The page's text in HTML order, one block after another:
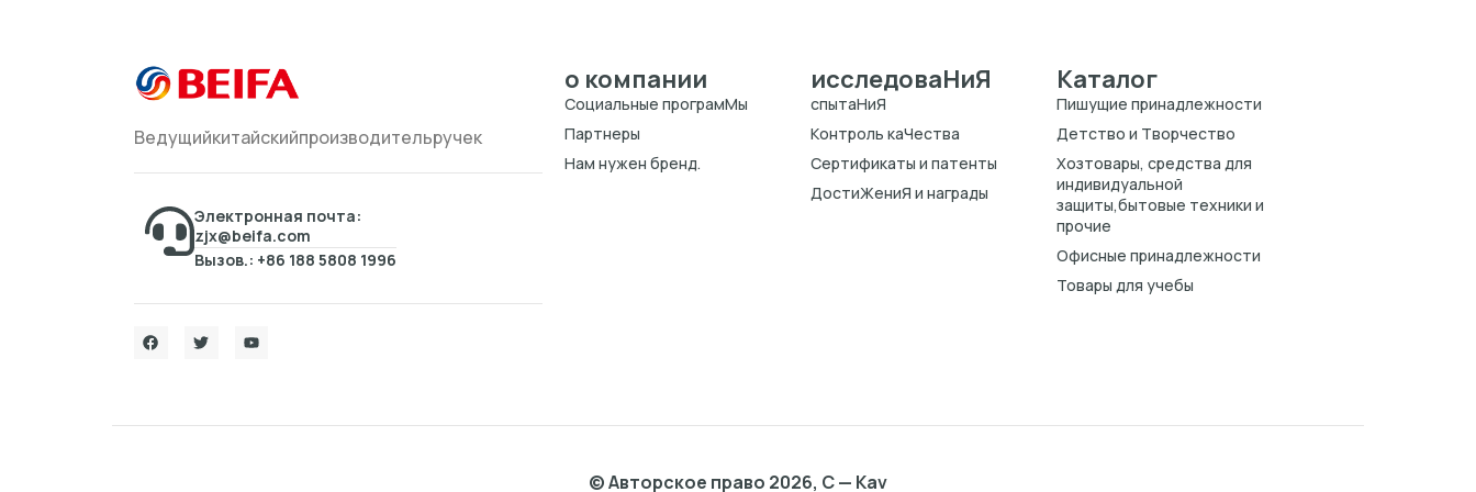
Ведущийкитайскийпроизводительручек
Электронная почта:
zjx@beifa.com
Вызов.: +86 188 5808 1996
о компании
Cоциальные програмMы
Партнеры
Нам нужен бренд.
исследоваHиЯ
спытаHиЯ
Kонтроль каЧества
Cертификаты и патенты
ДостиЖениЯ и награды
Каталог
Пишущие принадлежности
Детство и Творчество
Хозтовары, средства для
индивидуальной
защиты,бытовые техники и
прочие
Офисные принадлежности
Товары для учебы
© Авторское право 2026, C — Kav